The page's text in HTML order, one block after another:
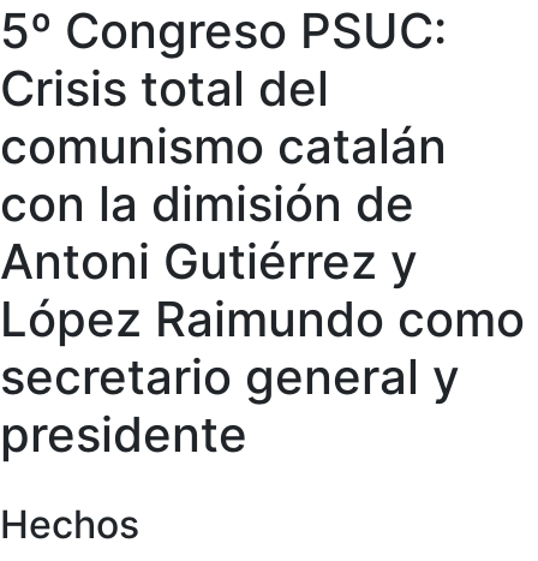
5º Congreso PSUC:
Crisis total del
comunismo catalán
con la dimisión de
Antoni Gutiérrez y
López Raimundo como
secretario general y
presidente
Hechos